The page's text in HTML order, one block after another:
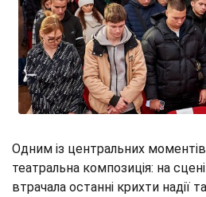
Одним із центральних моментів
театральна композиція: на
втрачала останні крихти надії